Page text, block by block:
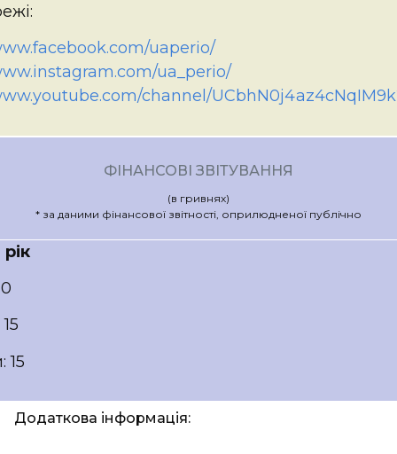
uaperio/
ua_perio/
channel/
ФІНАНСОВІ ЗВІТУВАННЯ
(в гривнях)
* за даними фінансової звітності, оприлюдненої публічно
15
Додаткова інформація: